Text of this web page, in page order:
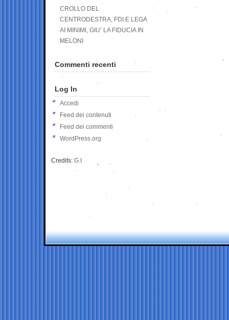
CROLLO DEL
CENTRODESTRA, FDI E LEGA
AI MINIMI, GIU’ LA FIDUCIA IN
MELONI
Commenti recenti
Log In
Accedi
Feed dei contenuti
Feed dei commenti
WordPress.org
Credits: G.I